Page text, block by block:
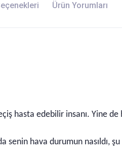
Ürün Yorumları
hasta edebilir insanı. Yine
senin hava durumun nasıldı, şu